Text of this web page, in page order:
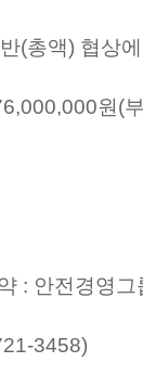
(총액) 협상
원(
: 안전경영그
3458)